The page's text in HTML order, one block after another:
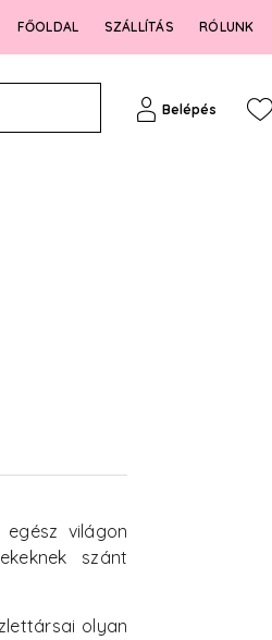
FŐOLDAL SZÁLLÍTÁS RÓLUNK
Belépés
világon
szánt
olyan